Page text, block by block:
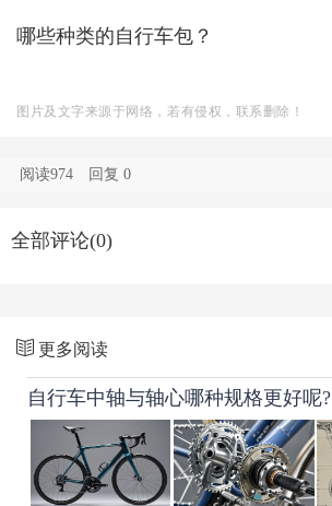
哪些种类的自行车包？
图片及文字来源于网络，若有侵权，联系删除！
阅读974 回复0
全部评论(0)
更多阅读
自行车中轴与轴心哪种规格更好呢?